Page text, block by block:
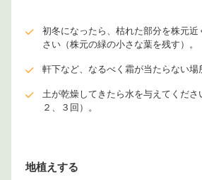
初冬になったら、枯れた部分を株元
さい（株元の緑の小さな葉を残す）。
軒下など、なるべく霜が当たらない場
土が乾燥してきたら水を与えてくださ
２、３回）。
地植えする